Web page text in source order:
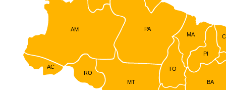
BA
AM PA
MT
RO
AC
PI
TO
MA